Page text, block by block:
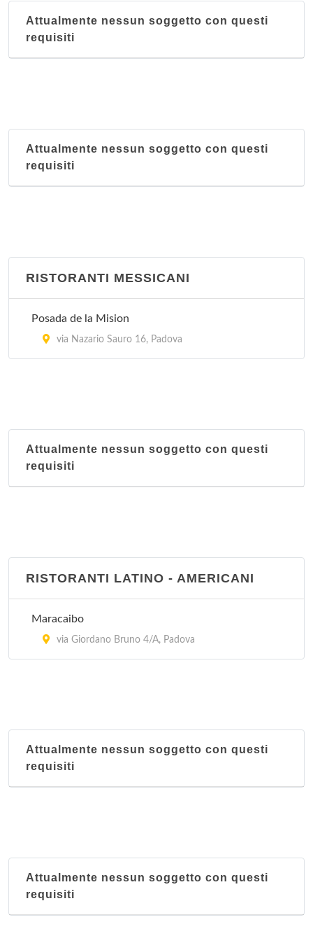
Attualmente nessun soggetto con questi
requisiti
Attualmente nessun soggetto con questi
requisiti
RISTORANTI MESSICANI
Posada de la Mision
via Nazario Sauro 16, Padova
Attualmente nessun soggetto con questi
requisiti
RISTORANTI LATINO - AMERICANI
Maracaibo
via Giordano Bruno 4/A, Padova
Attualmente nessun soggetto con questi
requisiti
Attualmente nessun soggetto con questi
requisiti